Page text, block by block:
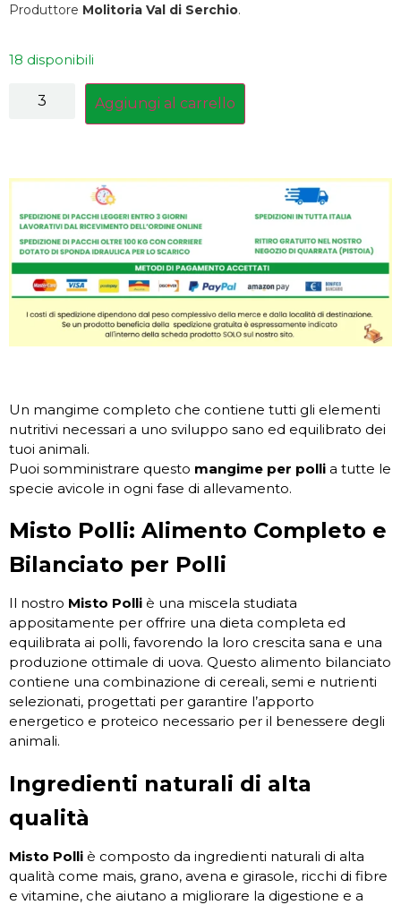
Produttore Molitoria Val di Serchio.
18 disponibili
Aggiungi al carrello
Un mangime completo che contiene tutti gli elementi
nutritivi necessari a uno sviluppo sano ed equilibrato dei
tuoi animali.
Puoi somministrare questo mangime per polli a tutte le
specie avicole in ogni fase di allevamento.
Misto Polli: Alimento Completo e
Bilanciato per Polli
Il nostro Misto Polli è una miscela studiata
appositamente per offrire una dieta completa ed
equilibrata ai polli, favorendo la loro crescita sana e una
produzione ottimale di uova. Questo alimento bilanciato
contiene una combinazione di cereali, semi e nutrienti
selezionati, progettati per garantire l’apporto
energetico e proteico necessario per il benessere degli
animali.
Ingredienti naturali di alta
qualità
Misto Polli è composto da ingredienti naturali di alta
qualità come mais, grano, avena e girasole, ricchi di fibre
e vitamine, che aiutano a migliorare la digestione e a